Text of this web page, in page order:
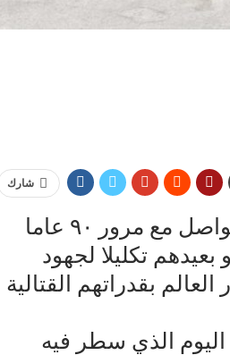
شارك
وتستمر أفراح مصر بذكرى انتصارات أكتوبر ، وتتواصل مع مرور ٩٠ عاما
تكليلا لجهود
بقدراتهم القتالية
اليوم الذي سطر فيه